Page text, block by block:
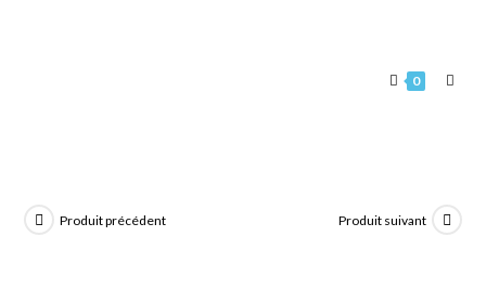
0
Produit précédent Produit suivant